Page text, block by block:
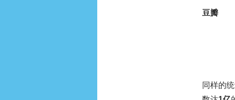
豆瓣
同样的